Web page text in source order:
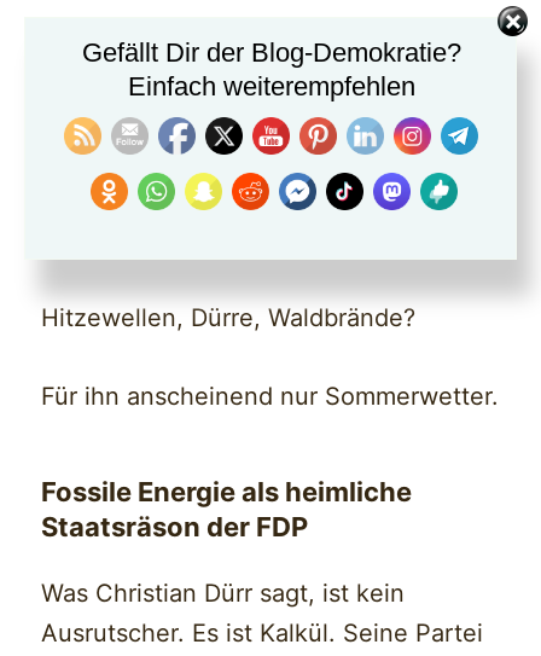
Christian Dürrs Aussage zeigt:
Der FDP geht es nicht um die Realität
der Klimakrise – sondern um die
Wahrung wirtschaftlicher Interessen der
Hitzewellen, Dürre, Waldbrände?
Für ihn anscheinend nur Sommerwetter.
Fossile Energie als heimliche
Staatsräson der FDP
Was Christian Dürr sagt, ist kein
Ausrutscher. Es ist Kalkül. Seine Partei
Gefällt Dir der Blog-Demokratie?
Einfach weiterempfehlen